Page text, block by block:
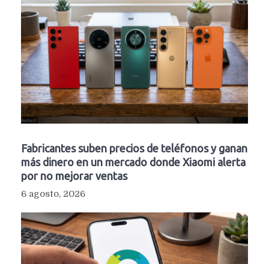
Fabricantes suben precios de teléfonos y ganan
más dinero en un mercado donde Xiaomi alerta
por no mejorar ventas
6 agosto, 2026